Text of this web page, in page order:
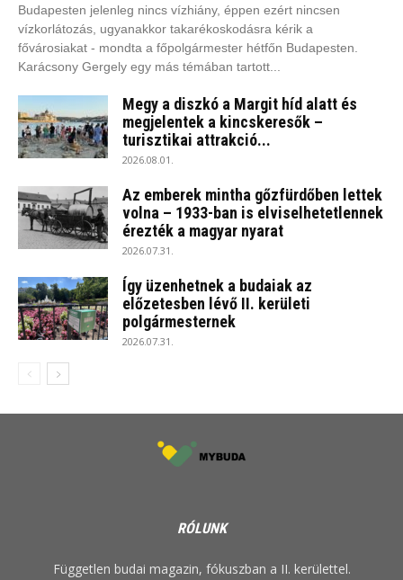
Budapesten jelenleg nincs vízhiány, éppen ezért nincsen
vízkorlátozás, ugyanakkor takarékoskodásra kérik a
fővárosiakat - mondta a főpolgármester hétfőn Budapesten.
Karácsony Gergely egy más témában tartott...
Megy a diszkó a Margit híd alatt és
megjelentek a kincskeresők –
turisztikai attrakció...
2026.08.01.
Az emberek mintha gőzfürdőben lettek
volna – 1933-ban is elviselhetetlennek
érezték a magyar nyarat
2026.07.31.
Így üzenhetnek a budaiak az
előzetesben lévő II. kerületi
polgármesternek
2026.07.31.
RÓLUNK
Független budai magazin, fókuszban a II. kerülettel.